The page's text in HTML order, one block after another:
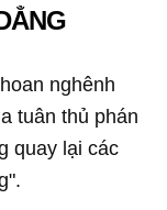
nghênh
tuân thủ phán
quay lại các